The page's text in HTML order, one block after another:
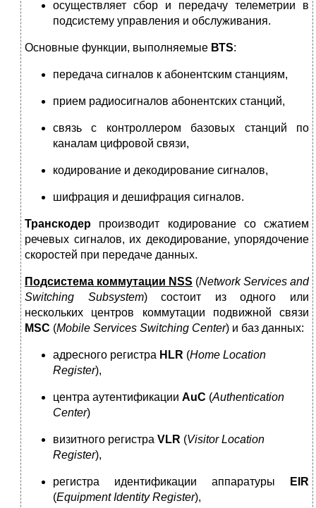
осуществляет сбор и передачу телеметрии в
подсистему управления и обслуживания.
Основные функции, выполняемые ВТS:
передача сигналов к абонентским станциям,
прием радиосигналов абонентских станций,
связь с контроллером базовых станций по
каналам цифровой связи,
кодирование и декодирование сигналов,
шифрация и дешифрация сигналов.
Транскодер производит кодирование со сжатием
речевых сигналов, их декодирование, упорядочение
скоростей при передаче данных.
Подсистема коммутации NSS (Network Services and
Switching
Subsystem) состоит из одного или
нескольких центров коммутации подвижной связи
МSС (Mobile Services Switching Center) и баз данных:
адресного регистра Н LR (Home Location
Register),
центра аутентификации АuС (Authentication
Center)
визитного регистра VLR (Visitor Location
Register),
регистра идентификации аппаратуры Е IR
(Equipment Identity Register),